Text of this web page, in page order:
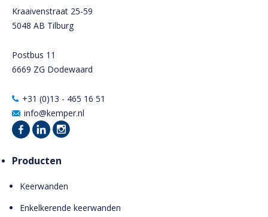
Kraaivenstraat 25-59
5048 AB Tilburg
Postbus 11
6669 ZG Dodewaard
+31 (0)13 - 465 16 51
info@kemper.nl
Producten
Keerwanden
Enkelkerende keerwanden